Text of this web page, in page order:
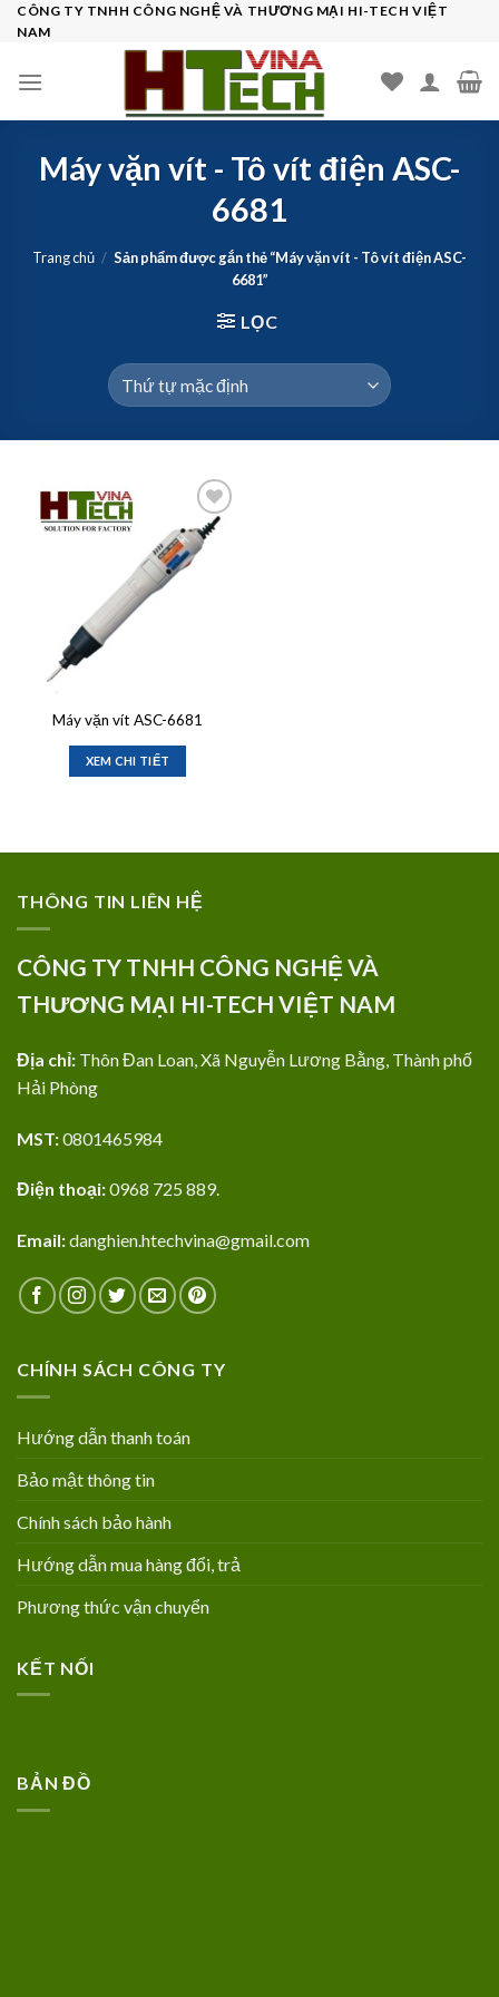
SkipCÔNG TY TNHH CÔNG NGHỆ VÀ THƯƠNG MẠI HI-TECH VIỆT
NAM
Máy vặn vít - Tô vít điện ASC-
6681
Trang chủ / Sản phẩm được gắn thẻ “Máy vặn vít - Tô vít điện ASC-
6681”
LỌC
Add to
wishlist
Máy vặn vít ASC-6681
XEM CHI TIẾT
THÔNG TIN LIÊN HỆ
CÔNG TY TNHH CÔNG NGHỆ VÀ
THƯƠNG MẠI HI-TECH VIỆT NAM
Địa chỉ: Thôn Đan Loan, Xã Nguyễn Lương Bằng, Thành phố
Hải Phòng
MST:0801465984
Điện thoại:0968 725 889.
Email:danghien.htechvina@gmail.com
CHÍNH SÁCH CÔNG TY
Hướng dẫn thanh toán
Bảo mật thông tin
Chính sách bảo hành
Hướng dẫn mua hàng đổi, trả
Phương thức vận chuyển
KẾT NỐI
BẢN ĐỒ